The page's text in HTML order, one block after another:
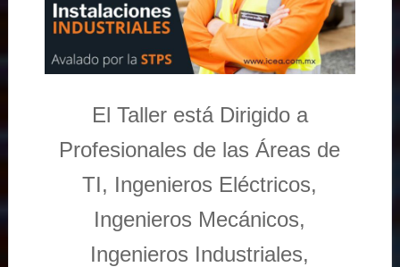
El Taller está Dirigido a
Profesionales de las Áreas de
TI, Ingenieros Eléctricos,
Ingenieros Mecánicos,
Ingenieros Industriales,